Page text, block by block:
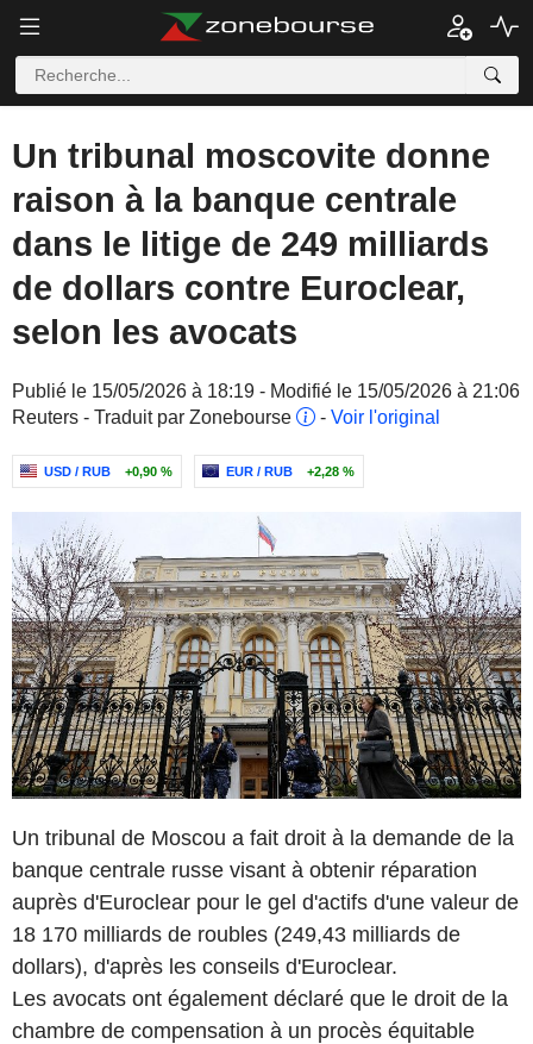
Un tribunal moscovite donne
raison à la banque centrale
dans le litige de 249 milliards
de dollars contre Euroclear,
selon les avocats
Publié le 15/05/2026 à 18:19 - Modifié le 15/05/2026 à 21:06
Reuters - Traduit par Zonebourse
- Voir l'original
USD / RUB +0,90 % EUR / RUB +2,28 %
Un tribunal de Moscou a fait droit à la demande de la
banque centrale russe visant à obtenir réparation
auprès d'Euroclear pour le gel d'actifs d'une valeur de
18 170 milliards de roubles (249,43 milliards de
dollars), d'après les conseils d'Euroclear.
Les avocats ont également déclaré que le droit de la
chambre de compensation à un procès équitable